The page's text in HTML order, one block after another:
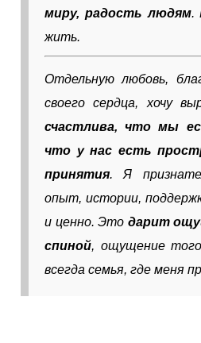
миру, радость людям.
жить.
Отдельную любовь,
своего сердца, хочу
счастлива, что мы
что у нас есть
принятия. Я
опыт, истории,
и ценно. Это дарит
спиной, ощущение
всегда семья, где меня